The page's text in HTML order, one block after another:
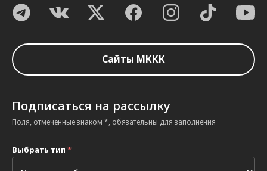
Сайты МККК
Подписаться на рассылку
Поля, отмеченные знаком *, обязательны для заполнения
Выбрать тип *